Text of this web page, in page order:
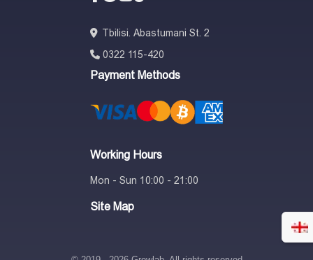
Tbilisi. Abastumani St. 2
0322 115-420
Payment Methods
Working Hours
Mon - Sun 10:00 - 21:00
Site Map